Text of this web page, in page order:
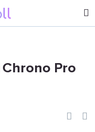
Pro